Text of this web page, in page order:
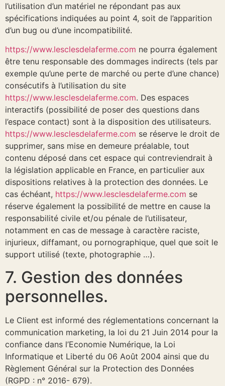
l’utilisation d’un matériel ne répondant pas aux
spécifications indiquées au point 4, soit de l’apparition
d’un bug ou d’une incompatibilité.
https://www.lesclesdelaferme.com ne pourra également
être tenu responsable des dommages indirects (tels par
exemple qu’une perte de marché ou perte d’une chance)
consécutifs à l’utilisation du site
https://www.lesclesdelaferme.com. Des espaces
interactifs (possibilité de poser des questions dans
l’espace contact) sont à la disposition des utilisateurs.
https://www.lesclesdelaferme.com se réserve le droit de
supprimer, sans mise en demeure préalable, tout
contenu déposé dans cet espace qui contreviendrait à
la législation applicable en France, en particulier aux
dispositions relatives à la protection des données. Le
cas échéant, https://www.lesclesdelaferme.com se
réserve également la possibilité de mettre en cause la
responsabilité civile et/ou pénale de l’utilisateur,
notamment en cas de message à caractère raciste,
injurieux, diffamant, ou pornographique, quel que soit le
support utilisé (texte, photographie …).
7. Gestion des données
personnelles.
Le Client est informé des réglementations concernant la
communication marketing, la loi du 21 Juin 2014 pour la
confiance dans l’Economie Numérique, la Loi
Informatique et Liberté du 06 Août 2004 ainsi que du
Règlement Général sur la Protection des Données
(RGPD : n° 2016- 679).